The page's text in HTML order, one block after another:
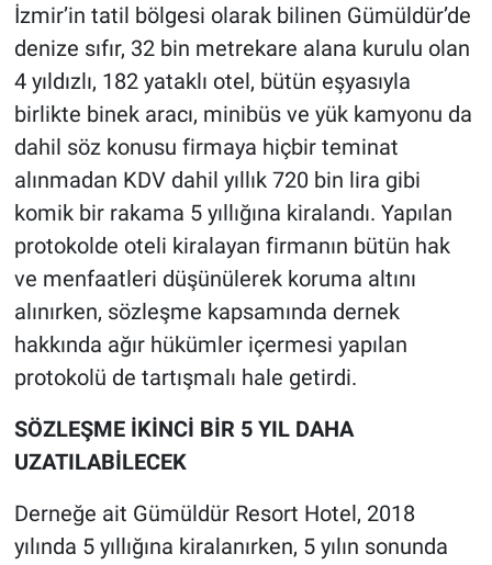
İzmir’in tatil bölgesi olarak bilinen Gümüldür’de
denize sıfır, 32 bin metrekare alana kurulu olan
4 yıldızlı, 182 yataklı otel, bütün eşyasıyla
birlikte binek aracı, minibüs ve yük kamyonu da
dahil söz konusu firmaya hiçbir teminat
alınmadan KDV dahil yıllık 720 bin lira gibi
komik bir rakama 5 yıllığına kiralandı. Yapılan
protokolde oteli kiralayan firmanın bütün hak
ve menfaatleri düşünülerek koruma altını
alınırken, sözleşme kapsamında dernek
hakkında ağır hükümler içermesi yapılan
protokolü de tartışmalı hale getirdi.
SÖZLEŞME İKİNCİ BİR 5 YIL DAHA
UZATILABİLECEK
Derneğe ait Gümüldür Resort Hotel, 2018
yılında 5 yıllığına kiralanırken, 5 yılın sonunda